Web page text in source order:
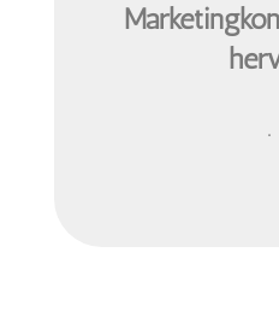
.